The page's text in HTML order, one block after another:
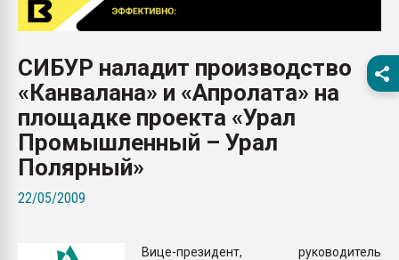
первый план в
28.07.2026
ситуацией на
Всё, что касается
бутылок
СИБУР наладит производство
«Канвалана» и «Апролата» на
площадке проекта «Урал
Промышленный – Урал
Полярный»
22/05/2009
Вице-президент, руководитель